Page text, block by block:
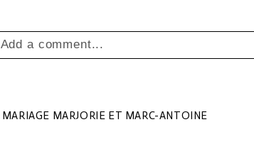
Add a comment...
MARIAGE MARJORIE ET MARC-ANTOINE